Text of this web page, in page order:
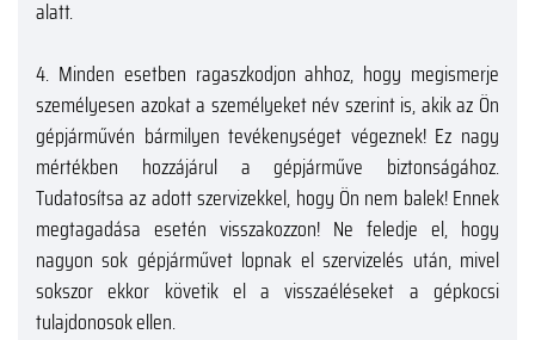
alatt.
4. Minden esetben ragaszkodjon ahhoz, hogy megismerje
személyesen azokat a személyeket név szerint is, akik az Ön
gépjárművén bármilyen tevékenységet végeznek! Ez nagy
mértékben hozzájárul a gépjárműve biztonságához.
Tudatosítsa az adott szervizekkel, hogy Ön nem balek! Ennek
megtagadása esetén visszakozzon! Ne feledje el, hogy
nagyon sok gépjárművet lopnak el szervizelés után, mivel
sokszor ekkor követik el a visszaéléseket a gépkocsi
tulajdonosok ellen.